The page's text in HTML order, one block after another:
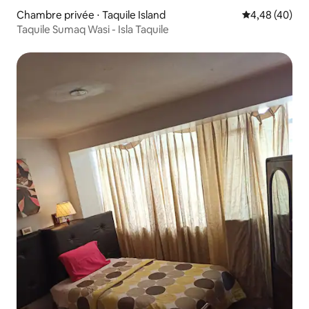
Chambre privée ⋅ Taquile Island Évaluation
4,48 (40)
Taquile Sumaq Wasi - Isla Taquile